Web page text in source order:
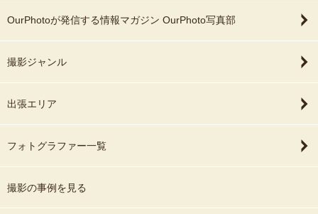
OurPhotoが発信する情報マガジン OurPhoto写真部
撮影ジャンル
出張エリア
フォトグラファー一覧
撮影の事例を見る